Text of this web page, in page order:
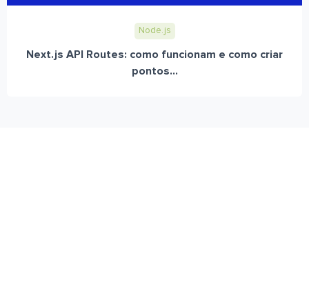
Node.js
Next.js API Routes: como funcionam e como criar
pontos...